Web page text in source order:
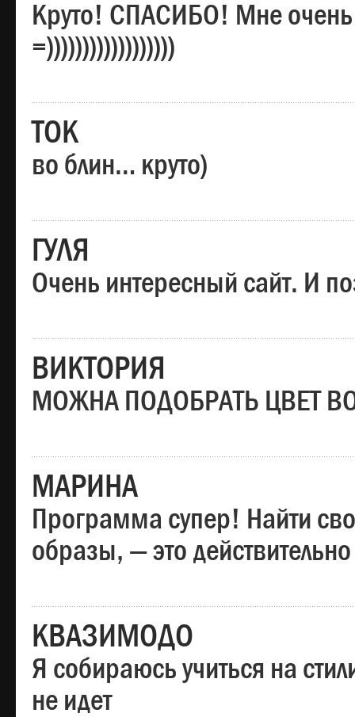
Круто! СПАСИБО! Мне
=))))))))))))))))))
ТОК
во блин… круто)
ГУЛЯ
Очень интересный сайт. И
ВИКТОРИЯ
МОЖНА ПОДОБРАТЬ ЦВЕТ
МАРИНА
Программа супер! Найти
образы, — это
КВАЗИМОДО
Я собираюсь учиться на
не идет